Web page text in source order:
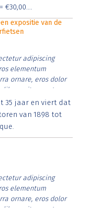
expositie van de
adipiscing
elementum
ornare, eros dolor
libero vitae erat.
id rutrum lorem
posuere.
35 jaar en viert dat
van 1898 tot
adipiscing
elementum
ornare, eros dolor
libero vitae erat.